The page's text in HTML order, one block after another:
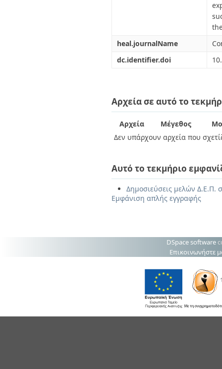
heal.journalName
dc.identifier.doi
Αρχεία σε αυτό το
Αρχεία Μέγεθος
Δεν υπάρχουν αρχεία που
Αυτό το τεκμήριο
Δημοσιεύσεις μελών Δ.Ε.Π.
Εμφάνιση απλής εγγραφής
DSpace software
Επικοινωνήστε